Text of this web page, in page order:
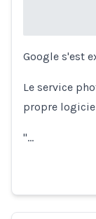
Loading...
Google s'est
Le service
propre
"…